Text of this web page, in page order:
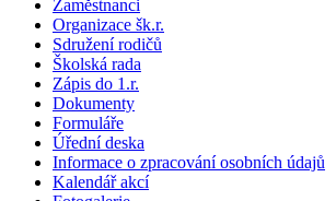
Zaměstnanci
Organizace šk.r.
Sdružení rodičů
Školská rada
Zápis do 1.r.
Dokumenty
Formuláře
Úřední deska
Informace o zpracování osobních údajů
Kalendář akcí